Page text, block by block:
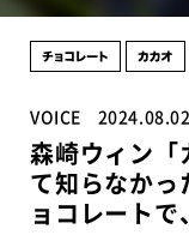
VOICE 2024.08.02
森崎ウィン「
て知らなか
ョコレートで